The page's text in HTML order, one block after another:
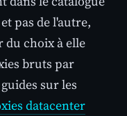
pas de l'autre,
du choix à elle
bruts par
sur les
datacenter